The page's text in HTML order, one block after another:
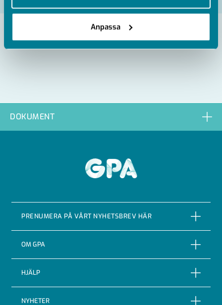
Anpassa
DOKUMENT
PRENUMERA PÅ VÅRT NYHETSBREV HÄR
OM GPA
Om företaget
Vår Historia
HJÄLP
Reklamationer
NYHETER